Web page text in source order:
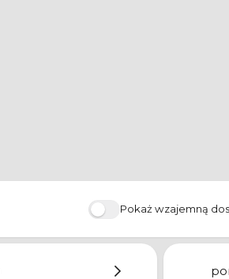
Pokaż wzajemną